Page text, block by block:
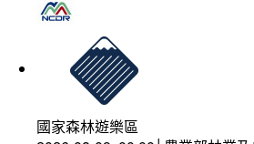
國家森林遊樂區